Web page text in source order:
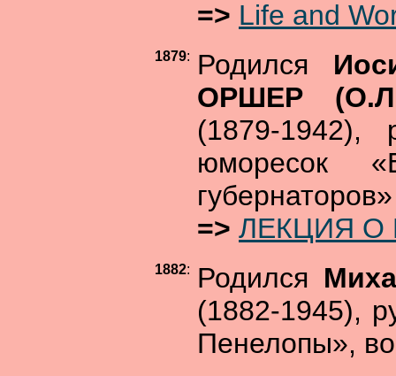
=> Life and
1879: Родился
ОРШЕР
(1879-1942),
юморесок
=> ЛЕКЦИЯ О
1882: Родился
(1882-1945),
Пенелопы»,